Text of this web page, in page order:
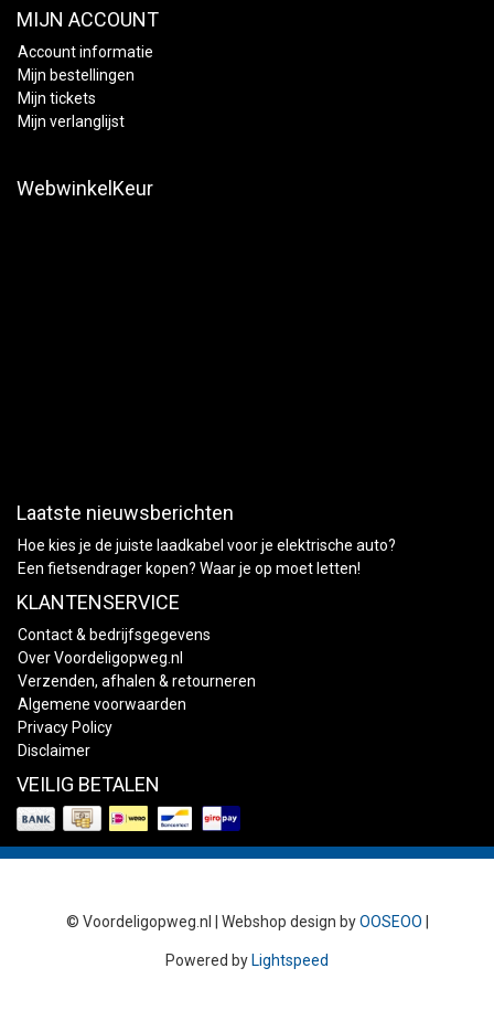
MIJN ACCOUNT
Account informatie
Mijn bestellingen
Mijn tickets
Mijn verlanglijst
WebwinkelKeur
Laatste nieuwsberichten
Hoe kies je de juiste laadkabel voor je elektrische auto?
Een fietsendrager kopen? Waar je op moet letten!
KLANTENSERVICE
Contact & bedrijfsgegevens
Over Voordeligopweg.nl
Verzenden, afhalen & retourneren
Algemene voorwaarden
Privacy Policy
Disclaimer
VEILIG BETALEN
© Voordeligopweg.nl | Webshop design byOOSEOO
Powered by Lightspeed